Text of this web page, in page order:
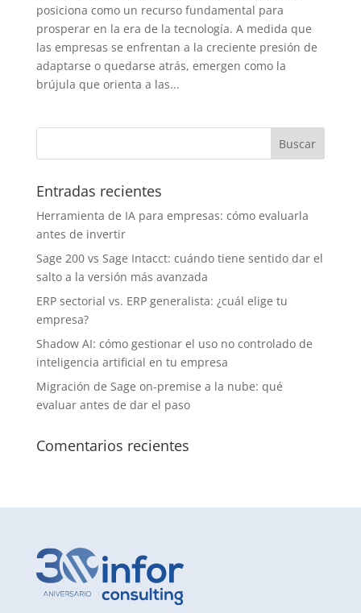
posiciona como un recurso fundamental para
prosperar en la era de la tecnología. A medida que
las empresas se enfrentan a la creciente presión de
adaptarse o quedarse atrás, emergen como la
brújula que orienta a las...
Entradas recientes
Herramienta de IA para empresas: cómo evaluarla
antes de invertir
Sage 200 vs Sage Intacct: cuándo tiene sentido dar el
salto a la versión más avanzada
ERP sectorial vs. ERP generalista: ¿cuál elige tu
empresa?
Shadow AI: cómo gestionar el uso no controlado de
inteligencia artificial en tu empresa
Migración de Sage on-premise a la nube: qué
evaluar antes de dar el paso
Comentarios recientes